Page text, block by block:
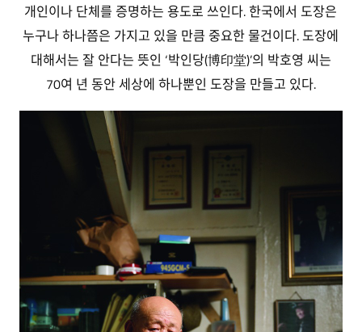
개인이나 단체를 증명하는 용도로 쓰인다. 한국에서 도장은
누구나 하나쯤은 가지고 있을 만큼 중요한 물건이다. 도장에
대해서는 잘 안다는 뜻인 ‘박인당(博印堂)’의 박호영 씨는
70여 년 동안 세상에 하나뿐인 도장을 만들고 있다.